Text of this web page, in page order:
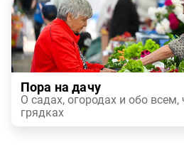
Пора на дачу
О садах, огородах и обо всем,
грядках